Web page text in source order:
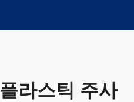
플라스틱 주사